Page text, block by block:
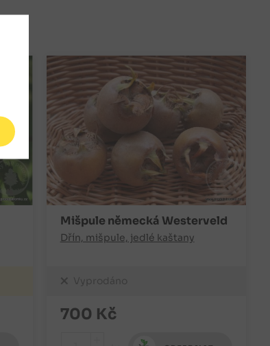
Mišpule německá Westerveld
Dřín, mišpule, jedlé kaštany
Vyprodáno
700 Kč